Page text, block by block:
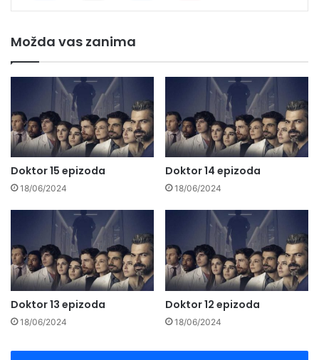
Možda vas zanima
Doktor 15 epizoda
18/06/2024
Doktor 14 epizoda
18/06/2024
Doktor 13 epizoda
18/06/2024
Doktor 12 epizoda
18/06/2024